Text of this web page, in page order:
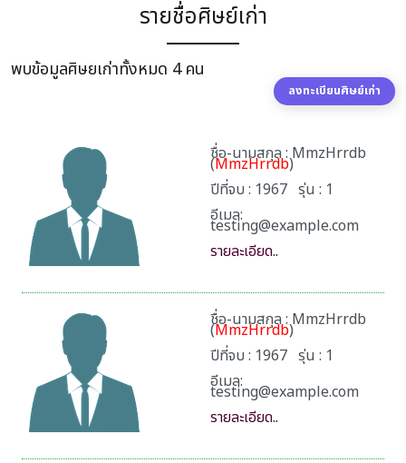
รายชื่อศิษย์เก่า
พบข้อมูลศิษยเก่าทั้งหมด 4 คน
ลงทะเบียนศิษย์เก่า
ชื่อ-นามสกุล : MmzHrrdb
(MmzHrrdb)
ปีที่จบ : 1967 รุ่น : 1
อีเมล:
testing@example.com
รายละเอียด..
ชื่อ-นามสกุล : MmzHrrdb
(MmzHrrdb)
ปีที่จบ : 1967 รุ่น : 1
อีเมล:
testing@example.com
รายละเอียด..